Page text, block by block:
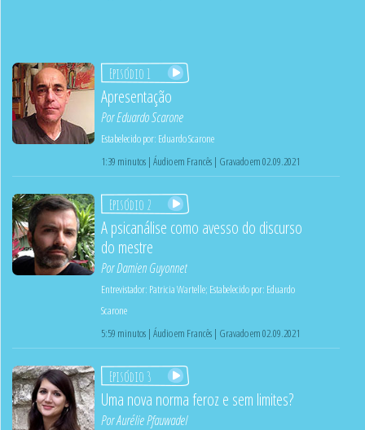
Episódio 1
Apresentação
PorEduardo Scarone
Estabelecido por: Eduardo Scarone
1:39 minutos | Áudio em Francês | Gravado em 02.09.2021
Episódio 2
A psicanálise como avesso do discurso
do mestre
PorDamien Guyonnet
Entrevistador: Patricia Wartelle; Estabelecido por: Eduardo
Scarone
5:59 minutos | Áudio em Francês | Gravado em 02.09.2021
Episódio 3
Uma nova norma feroz e sem limites?
PorAurélie Pfauwadel